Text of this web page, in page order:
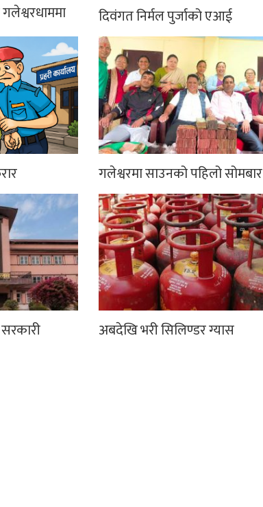
दिवंगत निर्मल पुर्जाको एआई
गलेश्वरमा साउनको पहिलो सोमबार
अबदेखि भरी सिलिण्डर ग्यास